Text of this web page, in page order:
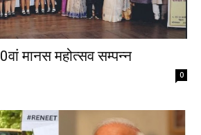
मानस महोत्सव सम्पन्न
0